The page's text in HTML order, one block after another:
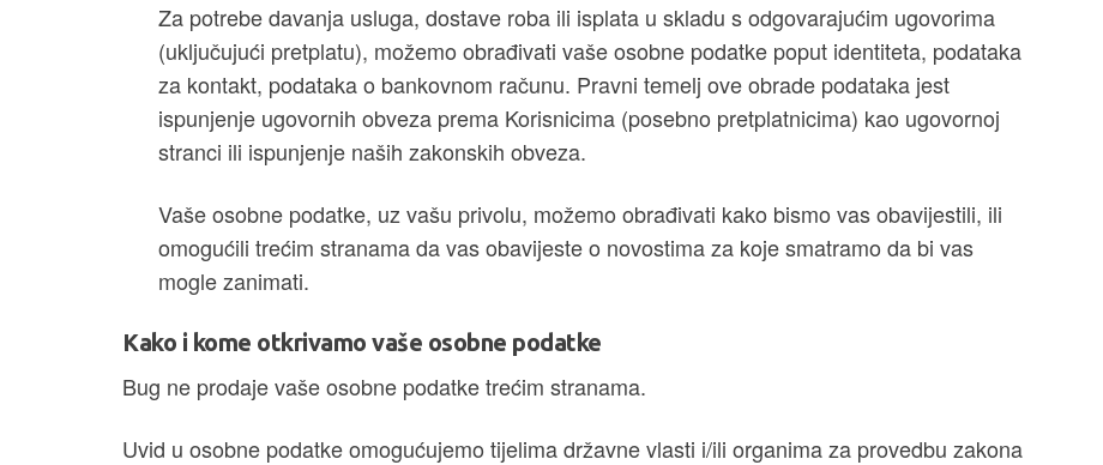
Za potrebe davanja usluga, dostave roba ili isplata u skladu s odgovarajućim ugovorima
(uključujući pretplatu), možemo obrađivati vaše osobne podatke poput identiteta, podataka
za kontakt, podataka o bankovnom računu. Pravni temelj ove obrade podataka jest
ispunjenje ugovornih obveza prema Korisnicima (posebno pretplatnicima) kao ugovornoj
stranci ili ispunjenje naših zakonskih obveza.
Vaše osobne podatke, uz vašu privolu, možemo obrađivati kako bismo vas obavijestili, ili
omogućili trećim stranama da vas obavijeste o novostima za koje smatramo da bi vas
mogle zanimati.
Kako i kome otkrivamo vaše osobne podatke
Bug ne prodaje vaše osobne podatke trećim stranama.
Uvid u osobne podatke omogućujemo tijelima državne vlasti i/ili organima za provedbu zakona